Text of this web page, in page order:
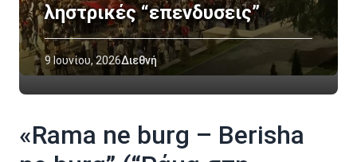
ληστρικές “επενδυσεις”
9 Ιουνίου, 2026Διεθνή
«Rama ne burg – Berisha